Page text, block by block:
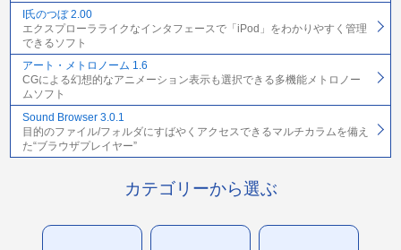
I氏のつぼ 2.00
エクスプローラライクなインタフェースで「iPod」をわかりやすく管理
できるソフト
アート・メトロノーム 1.6
CGによる幻想的なアニメーション表示も選択できる多機能メトロノー
ムソフト
Sound Browser 3.0.1
目的のファイル/フォルダにすばやくアクセスできるマルチカラムを備え
た“ブラウザプレイヤー”
カテゴリーから選ぶ